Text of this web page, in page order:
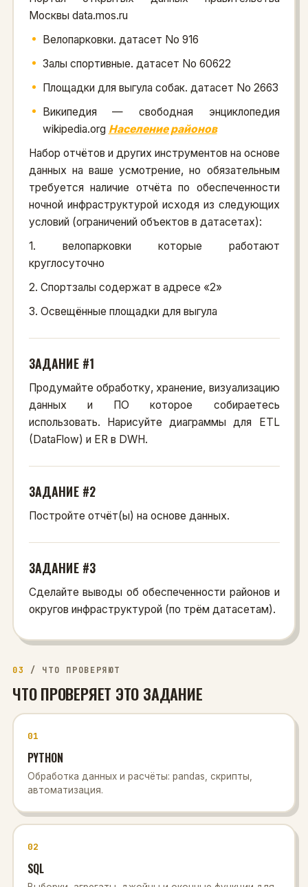
Москвы data.mos.ru
Велопарковки. датасет No 916
Залы спортивные. датасет No 60622
Площадки для выгула собак. датасет No 2663
Википедия — свободная энциклопедия
wikipedia.org Население районов
Набор отчётов и других инструментов на основе
данных на ваше усмотрение, но обязательным
требуется наличие отчёта по обеспеченности
ночной инфраструктурой исходя из следующих
условий (ограничений объектов в датасетах):
1. велопарковки которые работают
круглосуточно
2. Спортзалы содержат в адресе «2»
3. Освещённые площадки для выгула
ЗАДАНИЕ #1
Продумайте обработку, хранение, визуализацию
данных и ПО которое собираетесь
использовать. Нарисуйте диаграммы для ETL
(DataFlow) и ER в DWH.
ЗАДАНИЕ #2
Постройте отчёт(ы) на основе данных.
ЗАДАНИЕ #3
Сделайте выводы об обеспеченности районов и
округов инфраструктурой (по трём датасетам).
03 / ЧТО ПРОВЕРЯЮТ
ЧТО ПРОВЕРЯЕТ ЭТО ЗАДАНИЕ
01
PYTHON
Обработка данных и расчёты: pandas, скрипты,
автоматизация.
02
SQL